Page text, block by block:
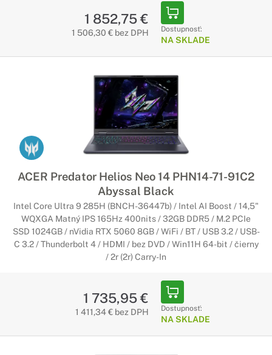
1 852,75 €
1 506,30 € bez DPH Dostupnosť:
NA SKLADE
ACER Predator Helios Neo 14 PHN14-71-91C2
Abyssal Black
Intel Core Ultra 9 285H (BNCH-36447b) / Intel AI Boost / 14,5"
WQXGA Matný IPS 165Hz 400nits / 32GB DDR5 / M.2 PCIe
SSD 1024GB / nVidia RTX 5060 8GB / WiFi / BT / USB 3.2 / USB-
C 3.2 / Thunderbolt 4 / HDMI / bez DVD / Win11H 64-bit / čierny
/ 2r (2r) Carry-In
1 735,95 €
1 411,34 € bez DPH Dostupnosť:
NA SKLADE